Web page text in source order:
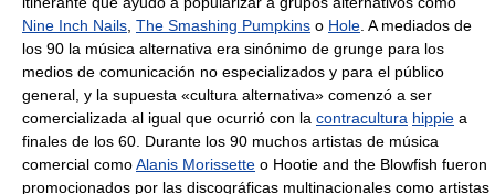
Nine Inch Nails The Smashing Pumpkins o Hole . A mediados de
los 90 la música alternativa era sinónimo de grunge para los
medios de comunicación no especializados y para el público
general, y la supuesta «cultura alternativa» comenzó a ser
comercializada al igual que ocurrió con la contracultura hippie a
finales de los 60. Durante los 90 muchos artistas de música
comercial comoAlanis Morissette o Hootie and the Blowfish fueron
promocionados por las discográficas multinacionales como artistas